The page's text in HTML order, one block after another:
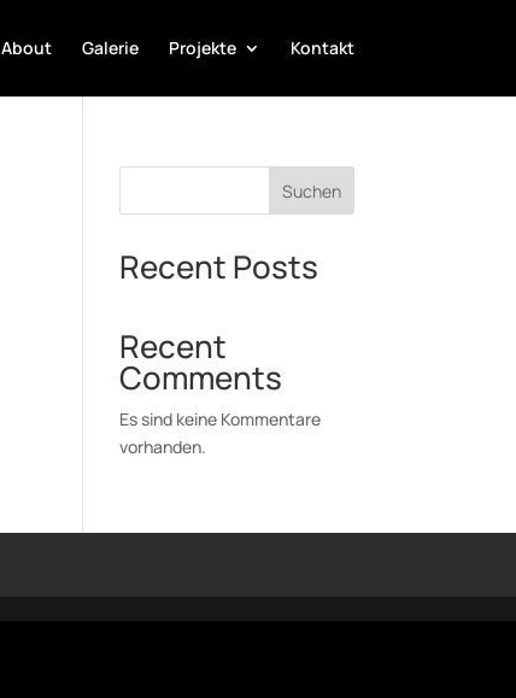
About Galerie Projekte Kontakt
Suchen
Recent Posts
Recent
Comments
Es sind keine Kommentare
vorhanden.